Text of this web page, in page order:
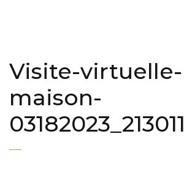
Visite-virtuelle-
maison-
03182023_213011